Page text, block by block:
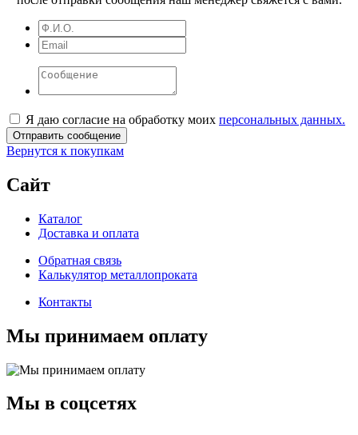
Я даю согласие на обработку моих персональных данных.
Вернутся к покупкам
Сайт
Каталог
Доставка и оплата
Обратная связь
Калькулятор металлопроката
Контакты
Мы принимаем оплату
Мы в соцсетях